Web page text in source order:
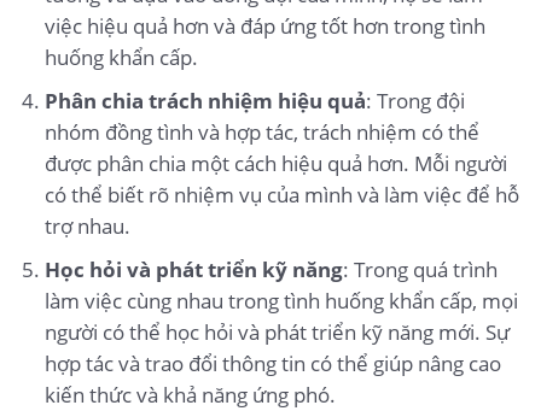
việc hiệu quả hơn và đáp ứng tốt hơn trong tình
huống khẩn cấp.
Phân chia trách nhiệm hiệu quả: Trong đội
nhóm đồng tình và hợp tác, trách nhiệm có thể
được phân chia một cách hiệu quả hơn. Mỗi người
có thể biết rõ nhiệm vụ của mình và làm việc để hỗ
trợ nhau.
Học hỏi và phát triển kỹ năng: Trong quá trình
làm việc cùng nhau trong tình huống khẩn cấp, mọi
người có thể học hỏi và phát triển kỹ năng mới. Sự
hợp tác và trao đổi thông tin có thể giúp nâng cao
kiến thức và khả năng ứng phó.